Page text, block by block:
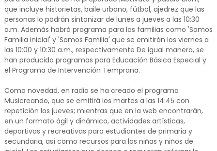
que incluye historietas, baile urbano, fútbol, ajedrez que las
personas lo podrán sintonizar de lunes a jueves a las 10:30
a.m. Además habrá programa para las familias como 'Somos
Familia inicial' y 'Somos Familia' que se emitirán los viernes a
las 10:00 y 10:30 a.m., respectivamente De igual manera, se
han producido programas para Educación Básica Especial y
el Programa de Intervención Temprana.
Como novedad, en radio se ha creado el programa
Musicreando, que se emitirá los martes a las 14:45 con
repetición los jueves; mientras que en la web encontrarán,
en un formato ágil y dinámico, actividades artísticas,
deportivas y recreativas para estudiantes de primaria y
secundaria, así como recursos para las niñas y niños de